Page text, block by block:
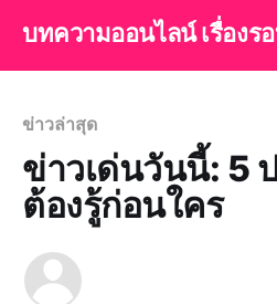
บทความออนไลน์ เรื่องร
ข่าวล่าสุด
ข่าวเด่นวันนี้: 5
ต้องรู้ก่อนใคร